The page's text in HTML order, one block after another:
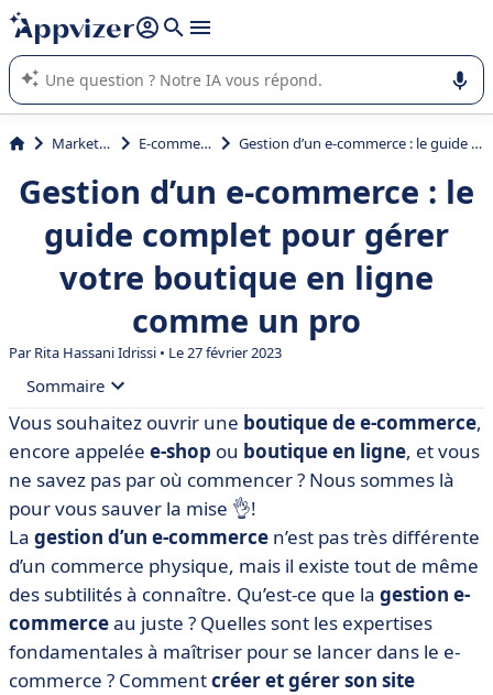
répondre (plusieurs lignes avec
L'IA de Appvizer vous guide dans l'utilisation ou la sélection de
logiciel SaaS en entreprise.
Marketing E-commerce Gestion d’un e-commerce : le guide complet pour gérer votre boutique en ligne comme un pro
Gestion d’un e-commerce : le
guide complet pour gérer
votre boutique en ligne
comme un pro
ParRita Hassani Idrissi • Le 27 février 2023
Sommaire
• Gestion e-commerce : on vous dit tout
• Les 6 expertises fondamentales pour se lancer dans le
e-commerce
• Comment gérer son site Internet ? 7 bonnes
pratiques
• Gestion e-commerce : on résume !
Vous souhaitez ouvrir une boutique de e-commerce,
encore appelée e-shop ou boutique en ligne, et vous
ne savez pas par où commencer ? Nous sommes là
pour vous sauver la mise 👌!
La gestion d’un e-commerce n’est pas très différente
d’un commerce physique, mais il existe tout de même
des subtilités à connaître. Qu’est-ce que la gestion e-
commerceau juste ? Quelles sont les expertises
fondamentales à maîtriser pour se lancer dans le e-
commerce ? Commentcréer et gérer son site